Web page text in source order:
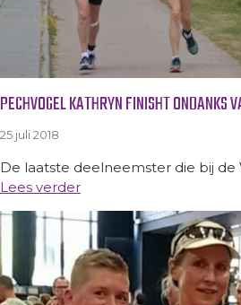
PECHVOGEL KATHRYN FINISHT ONDANKS
25 juli 2018
De laatste deelneemster die bij de
Lees verder